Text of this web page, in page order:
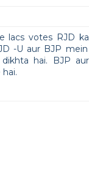
lacs votes RJD
-U aur BJP
hai. BJP